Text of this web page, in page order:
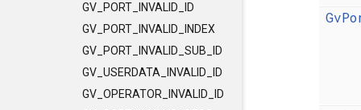
GV_PORT_INVALID_ID
GV_PORT_INVALID_INDEX
GV_PORT_INVALID_SUB_ID
GV_USERDATA_INVALID_ID
GV_OPERATOR_INVALID_ID